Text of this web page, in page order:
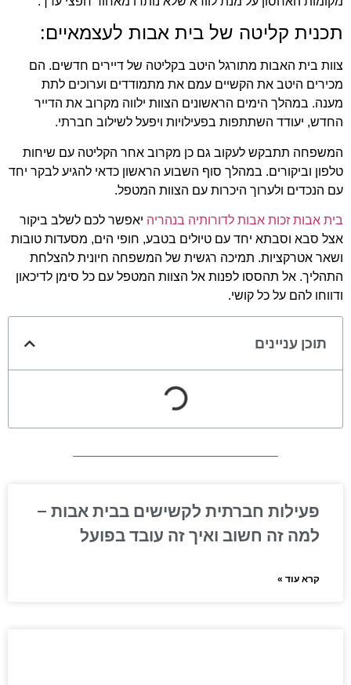
תכנית קליטה של בית אבות לעצמאיים:
צוות בית האבות מתורגל היטב בקליטה של דיירים חדשים. הם
מכירים היטב את הקשיים עמם את מתמודדים וערוכים לתת
מענה. במהלך הימים הראשונים הצוות ילווה מקרוב את הדייר
החדש, יעודד השתתפות בפעילויות ויפעל לשילוב חברתי.
המשפחה תתבקש לעקוב גם כן מקרוב אחר הקליטה עם שיחות
טלפון וביקורים. במהלך סוף השבוע הראשון כדאי להגיע לבקר יחד
עם הנכדים ולערוך היכרות עם הצוות המטפל.
בית אבות זכות אבות לדורותיה בנהריהיאפשר לכם לשלב ביקור
אצל סבא וסבתא יחד עם טיולים בטבע, חופי הים, מסעדות טובות
ושאר אטרקציות. תמיכה רגשית של המשפחה חיונית להצלחת
התהליך. אל תהססו לפנות אל הצוות המטפל עם כל סימן לדיכאון
ודווחו להם על כל קושי.
תוכן עניינים
פעילות חברתית לקשישים בבית אבות –
למה זה חשוב ואיך זה עובד בפועל
קרא עוד »